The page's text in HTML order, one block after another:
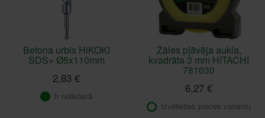
Betona urbis HiKOKI
SDS+ Ø5x110mm
2,83 €
Ir noliktavā
Zāles pļāvēja aukla,
kvadrāta 3 mm HITACHI
781030
6,27 €
Izvēlieties preces variantu